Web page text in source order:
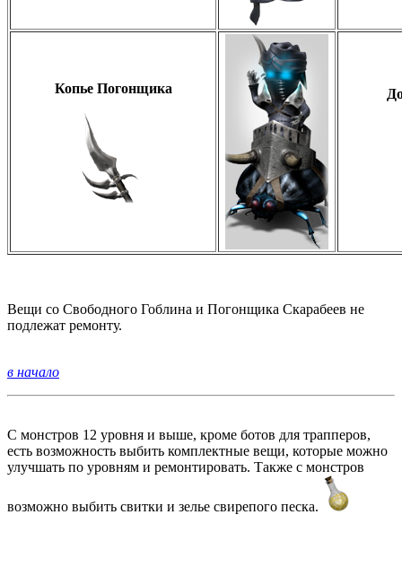
Копье Погонщика
Вещи со Свободного Гоблина и Погонщика Скарабеев не
подлежат ремонту.
в начало
С монстров 12 уровня и выше, кроме ботов для трапперов,
есть возможность выбить комплектные вещи, которые можно
улучшать по уровням и ремонтировать. Также с монстров
возможно выбить свитки и зелье свирепого песка.